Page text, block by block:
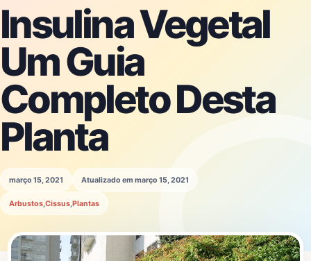
Insulina Vegetal
Um Guia
Completo Desta
Planta
março 15, 2021 Atualizado em março 15, 2021
Arbustos Cissus Plantas